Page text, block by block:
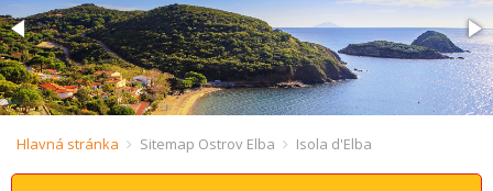
FRA
PYC
ESP
Hlavná stránka Sitemap Ostrov Elba Isola d'Elba